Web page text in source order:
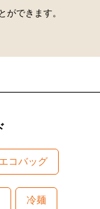
ができます。
エコバッグ
冷麺